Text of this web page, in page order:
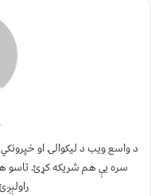
د واسع ویب د لیکوالۍ او
سره یې هم شریکه کړئ. تاسو